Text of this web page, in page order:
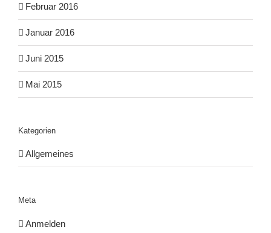
Februar 2016
Januar 2016
Juni 2015
Mai 2015
Kategorien
Allgemeines
Meta
Anmelden